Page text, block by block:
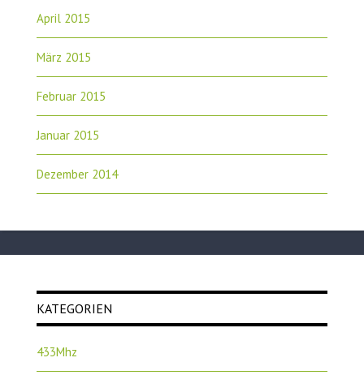
April 2015
März 2015
Februar 2015
Januar 2015
Dezember 2014
KATEGORIEN
433Mhz